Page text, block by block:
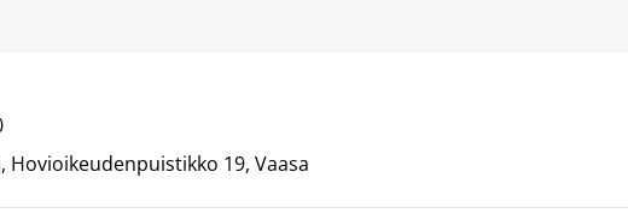
Hovioikeudenpuistikko 19, Vaasa